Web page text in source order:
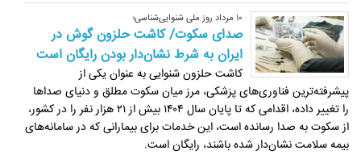
۱۰ مرداد روز ملی شنوایی‌شناسی؛
صدای سکوت/ کاشت حلزون گوش در
ایران به شرط نشان‌دار بودن رایگان است
کاشت حلزون شنوایی به عنوان یکی از
پیشرفته‌ترین فناوری‌های پزشکی، مرز میان سکوت مطلق و دنیای صداها
را تغییر داده، اقدامی که تا پایان سال ۱۴۰۴ بیش از ۲۱ هزار نفر را در کشور،
از سکوت به صدا رسانده است، این خدمات برای بیمارانی که در سامانه‌های
بیمه سلامت نشان‌دار شده باشند، رایگان است.